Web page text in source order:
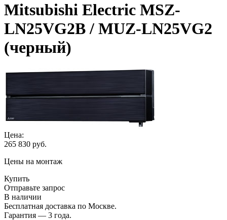
Mitsubishi Electric MSZ-
LN25VG2B / MUZ-LN25VG2
(черный)
Цена:
265 830 руб.
Цены на монтаж
Купить
Отправьте запрос
В наличии
Бесплатная доставка по Москве.
Гарантия — 3 года.